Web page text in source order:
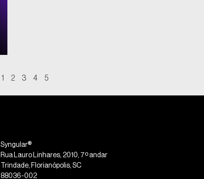
1 2 3 4 5
Syngular®
Rua Lauro Linhares, 2010, 7º andar
Trindade, Florianópolis, SC
88036-002